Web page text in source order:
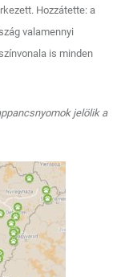
Hozzátette: a
valamennyi
is minden
jelölik a